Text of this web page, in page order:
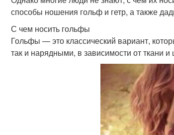
способы ношения гольф и гетр, а также
С чем носить гольфы
Гольфы — это классический вариант,
так и нарядными, в зависимости от ткани